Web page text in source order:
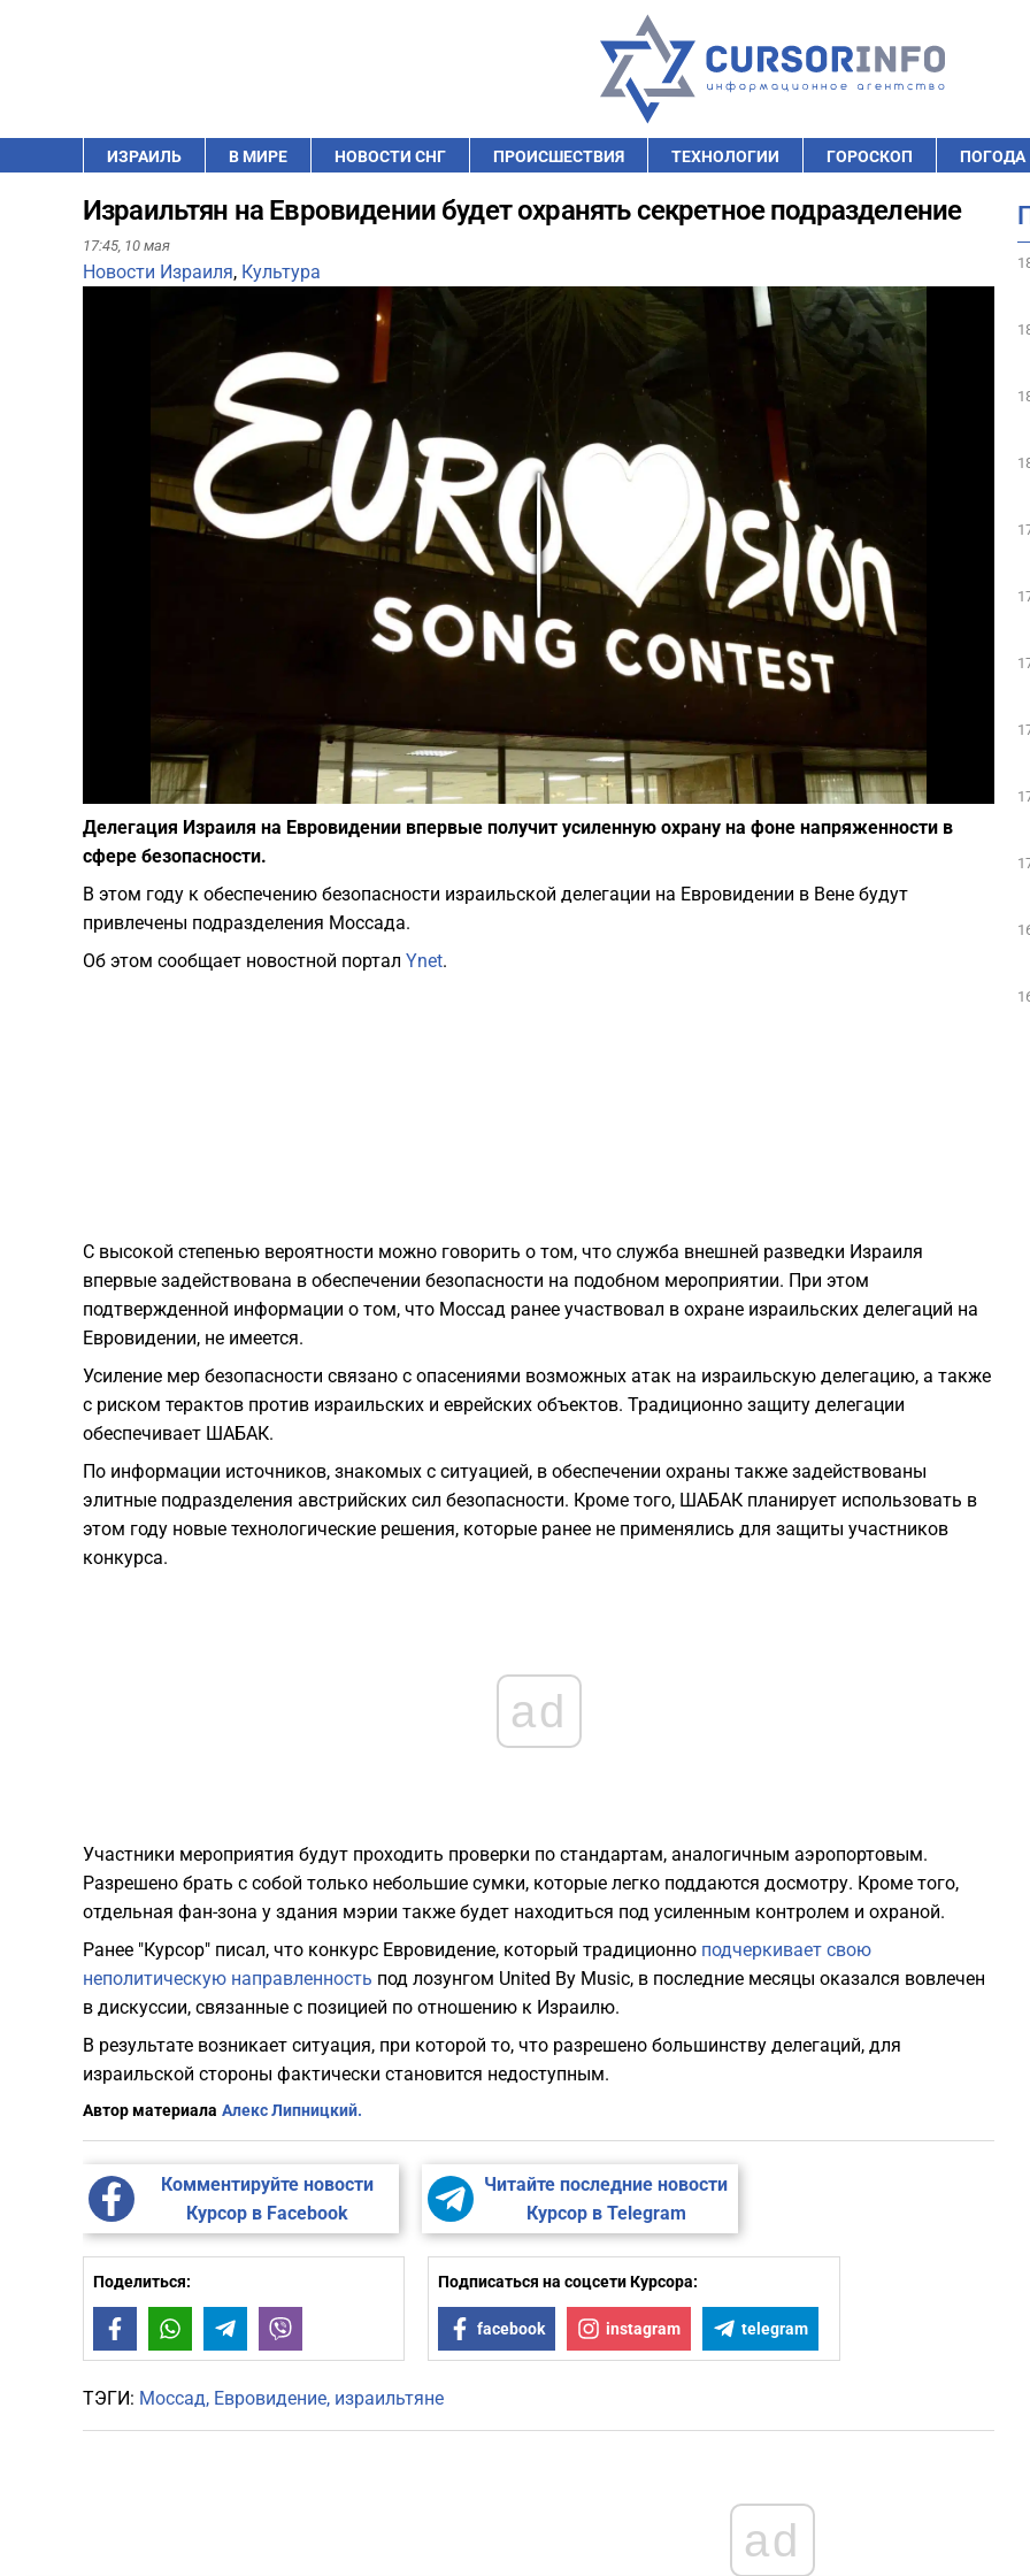
ИЗРАИЛЬ В МИРЕ НОВОСТИ СНГ ПРОИСШЕСТВИЯ ТЕХНОЛОГИИ ГОРОСКОП ПОГОДА
Израильтян на Евровидении будет охранять секретное подразделение
17:45, 10 мая
Новости Израиля, Культура
Play
Фото: depositphotos.com
Делегация Израиля на Евровидении впервые получит усиленную охрану на фоне напряженности в
сфере безопасности.
В этом году к обеспечению безопасности израильской делегации на Евровидении в Вене будут
привлечены подразделения Моссада.
Об этом сообщает новостной портал Ynet.
С высокой степенью вероятности можно говорить о том, что служба внешней разведки Израиля
впервые задействована в обеспечении безопасности на подобном мероприятии. При этом
подтвержденной информации о том, что Моссад ранее участвовал в охране израильских делегаций на
Евровидении, не имеется.
Усиление мер безопасности связано с опасениями возможных атак на израильскую делегацию, а также
с риском терактов против израильских и еврейских объектов. Традиционно защиту делегации
обеспечивает ШАБАК.
По информации источников, знакомых с ситуацией, в обеспечении охраны также задействованы
элитные подразделения австрийских сил безопасности. Кроме того, ШАБАК планирует использовать в
этом году новые технологические решения, которые ранее не применялись для защиты участников
конкурса.
ad
Участники мероприятия будут проходить проверки по стандартам, аналогичным аэропортовым.
Разрешено брать с собой только небольшие сумки, которые легко поддаются досмотру. Кроме того,
отдельная фан-зона у здания мэрии также будет находиться под усиленным контролем и охраной.
Ранее "Курсор" писал, что конкурс Евровидение, который традиционно подчеркивает свою
неполитическую направленность под лозунгом United By Music, в последние месяцы оказался вовлечен
в дискуссии, связанные с позицией по отношению к Израилю.
В результате возникает ситуация, при которой то, что разрешено большинству делегаций, для
израильской стороны фактически становится недоступным.
Автор материала Алекс Липницкий.
Комментируйте новости
Курсор в Facebook
Читайте последние новости
Курсор в Telegram
Поделиться:
FacebookWhatsAppTelegram
Подписаться на соцсети Курсора:
facebook instagram telegram
ТЭГИ: Моссад Евровидение израильтяне
ad